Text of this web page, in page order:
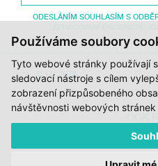
Používáme soubory
Tyto webové stránky používají
sledovací nástroje s cílem
zobrazení přizpůsobeného
návštěvnosti webových
ODESLÁNÍM SOUHLASÍM S
JI.HLAVA
O